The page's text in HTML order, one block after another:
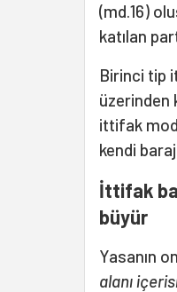
(md.16)
katılan
Birinci tip
üzerinden
ittifak
kendi
İttifak
büyür
Yasanın
alanı